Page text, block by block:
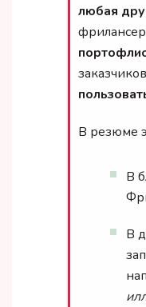
любая
В резюме
В
В